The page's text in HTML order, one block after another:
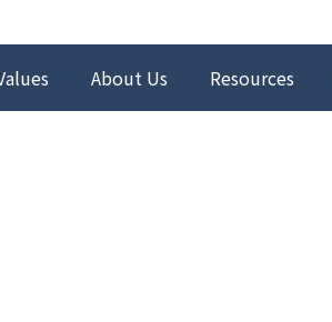
About Us Resources